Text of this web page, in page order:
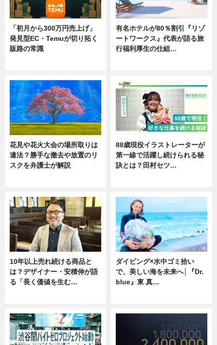
「初月から300万円売上げ」
発見型EC・Temuが切り拓く
販路の常識
有名ホテルが80％割引『リゾ
ートワークス』代表が語る旅
行福利厚生の仕組…
花見や花火大会の場所取りは
違法？勝手な撤去や放置のリ
スクを弁護士が解説
88歳現役イラストレーターが
第一線で活躍し続けられる秘
訣とは？田村セツ…
10年以上売れ続ける商品と
は？デザイナー・安積伸が語
る「長く価値を生む…
ダイビング×水中ゴミ拾い
で、美しい海を未来へ│『Dr.
blue』東 真…